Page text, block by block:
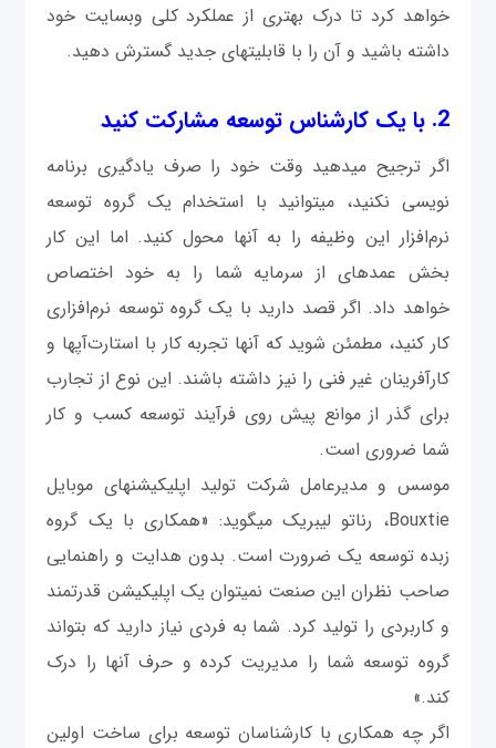
خواهد کرد تا درک بهتری از عملکرد کلی وب‎سایت خود
داشته باشید و آن را با قابلیت‎های جديد گسترش دهید.
2. با یک کارشناس توسعه مشارکت کنید
اگر ترجيح می‎دهيد وقت خود را صرف یادگیری برنامه
نویسی نکنید، می‎توانید با استخدام یک گروه توسعه
نرم‌افزار این وظیفه را به آنها محول کنید. اما این کار
بخش عمده‎ای از سرمایه شما را به خود اختصاص
خواهد داد. اگر قصد دارید با یک گروه توسعه نرم‌افزاری
کار کنید، مطمئن شوید كه آنها تجربه کار با استارت‌آپ‎ها و
کارآفرینان غیر فنی را نیز داشته باشند. این نوع از تجارب
برای گذر از موانع پیش روی فرآیند توسعه کسب و کار
شما ضروری است.
موسس و مدیرعامل شرکت تولید اپلیکیشن‎های موبایل
Bouxtie، رناتو لیبریک می‎گوید: «همکاری با یک گروه
زبده توسعه یک ضرورت است. بدون هدایت و راهنمایی
صاحب نظران این صنعت نمی‎توان یک اپلیکیشن قدرتمند
و کاربردی را توليد کرد. شما به فردی نیاز دارید که بتواند
گروه توسعه شما را مدیریت کرده و حرف آنها را درک
کند.»
اگر چه همکاری با کارشناسان توسعه برای ساخت اولین